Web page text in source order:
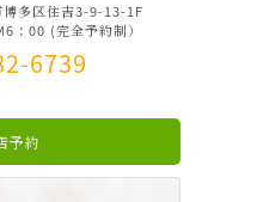
多区住吉3-9-13-1F
：00 (完全予約制）
6739
予約